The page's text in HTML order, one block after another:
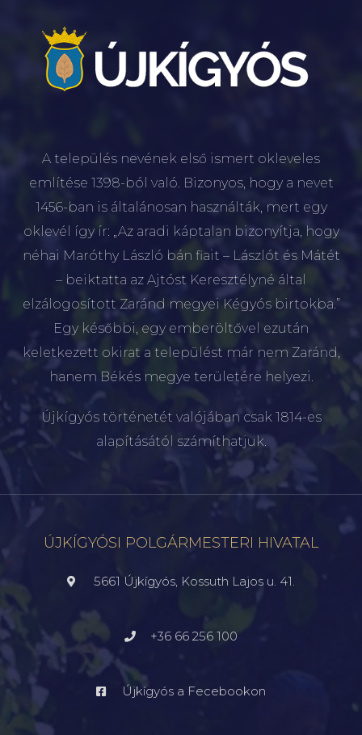
A település nevének első ismert okleveles
említése 1398-ból való. Bizonyos, hogy a nevet
1456-ban is általánosan használták, mert egy
oklevél így ír: „Az aradi káptalan bizonyítja, hogy
néhai Maróthy László bán fiait – Lászlót és Mátét
– beiktatta az Ajtóst Keresztélyné által
elzálogosított Zaránd megyei Kégyós birtokba.”
Egy későbbi, egy emberöltővel ezután
keletkezett okirat a települést már nem Zaránd,
hanem Békés megye területére helyezi.
Újkígyós történetét valójában csak 1814-es
alapításától számíthatjuk.
ÚJKÍGYÓSI POLGÁRMESTERI HIVATAL
5661 Újkígyós, Kossuth Lajos u. 41.
+36 66 256 100
Újkígyós a Fecebookon